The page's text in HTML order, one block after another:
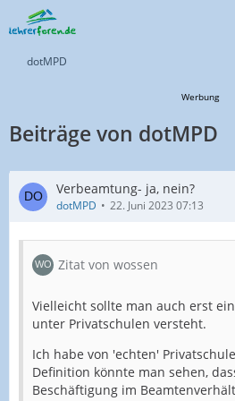
dotMPD
Werbung
Beiträge von dotMPD
Verbeamtung- ja, nein?
dotMPD 22. Juni 2023 07:13
Zitat von wossen
Vielleicht sollte man auch erst
unter Privatschulen versteht.
Ich habe von 'echten'
Definition könnte man sehen,
Beschäftigung im